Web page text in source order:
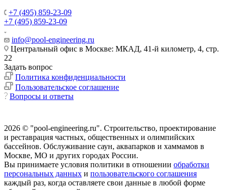
+7 (495) 859-23-09
+7 (495) 859-23-09
info@pool-engineering.ru
Центральный офис в Москве: МКАД, 41-й километр, 4, стр.
22
Задать вопрос
Политика конфиденциальности
Пользовательское соглашение
Вопросы и ответы
2026 © "pool-engineering.ru". Cтроительство, проектирование
и реставрация частных, общественных и олимпийских
бассейнов. Обслуживание саун, аквапарков и хаммамов в
Москве, МО и других городах России.
Вы принимаете условия политики в отношении обработки
персональных данных и пользовательского соглашения
каждый раз, когда оставляете свои данные в любой форме